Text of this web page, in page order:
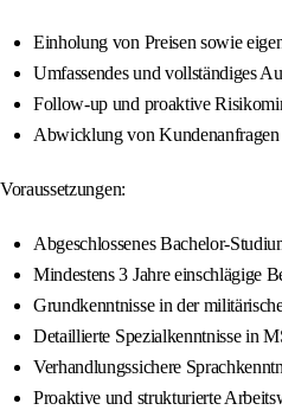
Einholung von Preisen sowie
Umfassendes und vollständiges
Follow-up und proaktive
Abwicklung von Kundenanfragen
Voraussetzungen:
Abgeschlossenes Bachelor-
Mindestens 3 Jahre einschlägige
Grundkenntnisse in der
Detaillierte Spezialkenntnisse in
Verhandlungssichere
Proaktive und strukturierte